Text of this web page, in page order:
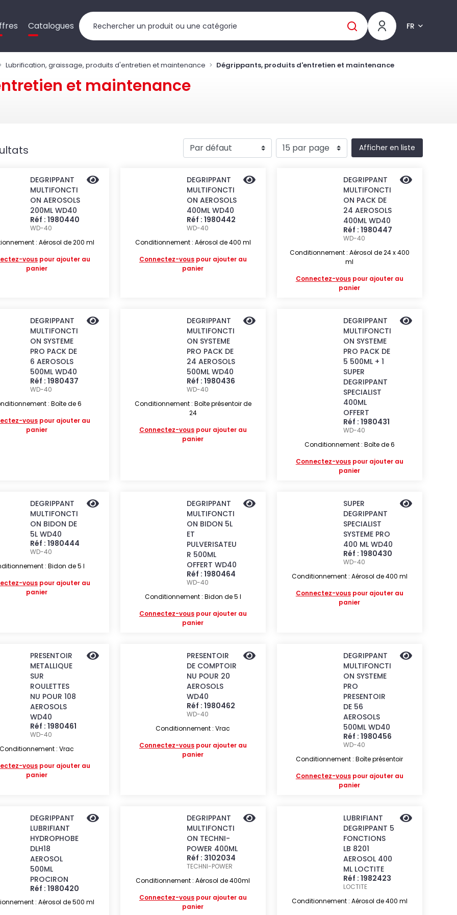
Catalogues FR
Lubrification, graissage, produits d'entretien et maintenance Dégrippants, produits d'entretien et maintenance
et maintenance
Afficher en liste
DEGRIPPANT
MULTIFONCTI
ON AEROSOLS
200ML WD40
Réf : 1980440
WD-40
: Aérosol de 200 ml
vous pour ajouter au
panier
DEGRIPPANT
MULTIFONCTI
ON AEROSOLS
400ML WD40
Réf : 1980442
WD-40
Conditionnement : Aérosol de 400 ml
Connectez-vouspour ajouter au
panier
DEGRIPPANT
MULTIFONCTI
ON PACK DE
24 AEROSOLS
400ML WD40
Réf : 1980447
WD-40
Conditionnement : Aérosol de 24 x 400
ml
Connectez-vouspour ajouter au
panier
DEGRIPPANT
MULTIFONCTI
ON SYSTEME
PRO PACK DE
6 AEROSOLS
500ML WD40
Réf : 1980437
WD-40
: Boîte de 6
vous pour ajouter au
panier
DEGRIPPANT
MULTIFONCTI
ON SYSTEME
PRO PACK DE
24 AEROSOLS
500ML WD40
Réf : 1980436
WD-40
Conditionnement : Boîte présentoir de
24
Connectez-vouspour ajouter au
panier
DEGRIPPANT
MULTIFONCTI
ON SYSTEME
PRO PACK DE
5 500ML + 1
SUPER
DEGRIPPANT
SPECIALIST
400ML
OFFERT
Réf : 1980431
WD-40
Conditionnement : Boîte de 6
Connectez-vouspour ajouter au
panier
DEGRIPPANT
MULTIFONCTI
ON BIDON DE
5L WD40
Réf : 1980444
WD-40
: Bidon de 5 l
vous pour ajouter au
panier
DEGRIPPANT
MULTIFONCTI
ON BIDON 5L
ET
PULVERISATEU
R 500ML
OFFERT WD40
Réf : 1980464
WD-40
Conditionnement : Bidon de 5 l
Connectez-vouspour ajouter au
panier
SUPER
DEGRIPPANT
SPECIALIST
SYSTEME PRO
400 ML WD40
Réf : 1980430
WD-40
Conditionnement : Aérosol de 400 ml
Connectez-vouspour ajouter au
panier
PRESENTOIR
METALLIQUE
SUR
ROULETTES
NU POUR 108
AEROSOLS
WD40
Réf : 1980461
WD-40
Conditionnement : Vrac
vous pour ajouter au
panier
PRESENTOIR
DE COMPTOIR
NU POUR 20
AEROSOLS
WD40
Réf : 1980462
WD-40
Conditionnement : Vrac
Connectez-vouspour ajouter au
panier
DEGRIPPANT
MULTIFONCTI
ON SYSTEME
PRO
PRESENTOIR
DE 56
AEROSOLS
500ML WD40
Réf : 1980456
WD-40
Conditionnement : Boîte présentoir
Connectez-vouspour ajouter au
panier
DEGRIPPANT
LUBRIFIANT
HYDROPHOBE
DLH18
AEROSOL
500ML
PROCIRON
Réf : 1980420
: Aérosol de 500 ml
DEGRIPPANT
MULTIFONCTI
ON TECHNI-
POWER 400ML
Réf : 3102034
TECHNI-POWER
Conditionnement : Aérosol de 400ml
Connectez-vouspour ajouter au
panier
LUBRIFIANT
DEGRIPPANT 5
FONCTIONS
LB 8201
AEROSOL 400
ML LOCTITE
Réf : 1982423
LOCTITE
Conditionnement : Aérosol de 400 ml